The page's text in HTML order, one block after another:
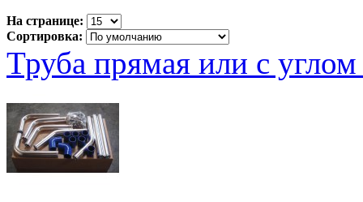
На странице:
Сортировка:
Труба прямая или с